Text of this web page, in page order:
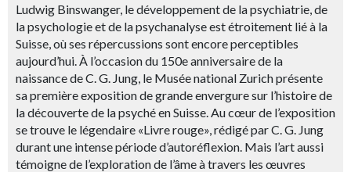
Ludwig Binswanger, le développement de la psychiatrie, de
la psychologie et de la psychanalyse est étroitement lié à la
Suisse, où ses répercussions sont encore perceptibles
aujourd’hui. À l’occasion du 150e anniversaire de la
naissance de C. G. Jung, le Musée national Zurich présente
sa première exposition de grande envergure sur l’histoire de
la découverte de la psyché en Suisse. Au cœur de l’exposition
se trouve le légendaire «Livre rouge», rédigé par C. G. Jung
durant une intense période d’autoréflexion. Mais l’art aussi
témoigne de l’exploration de l’âme à travers les œuvres